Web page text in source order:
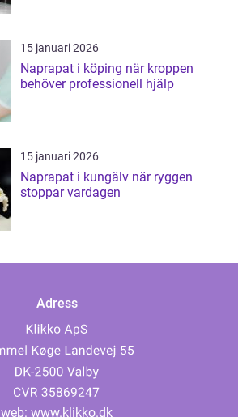
15 januari 2026
Naprapat i köping när kroppen
behöver professionell hjälp
15 januari 2026
Naprapat i kungälv när ryggen
stoppar vardagen
Adress
web: www.klikko.dk